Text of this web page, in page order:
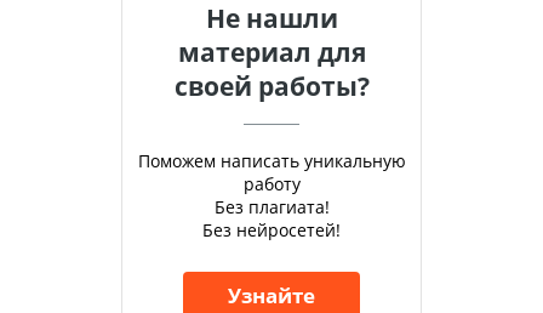
Не нашли
материал для
своей работы?
Поможем написать уникальную
работу
Без плагиата!
Без нейросетей!
Узнайте